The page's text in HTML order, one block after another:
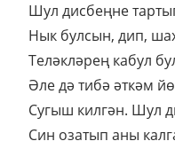
Шул дисбеңне
Нык булсын, дип,
Теләкләрең кабул
Әле дә тибә әткәм
Сугыш килгән. Шул
Син озатып аны